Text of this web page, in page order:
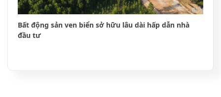
Bất động sản ven biển sở hữu lâu dài hấp dẫn nhà
đầu tư